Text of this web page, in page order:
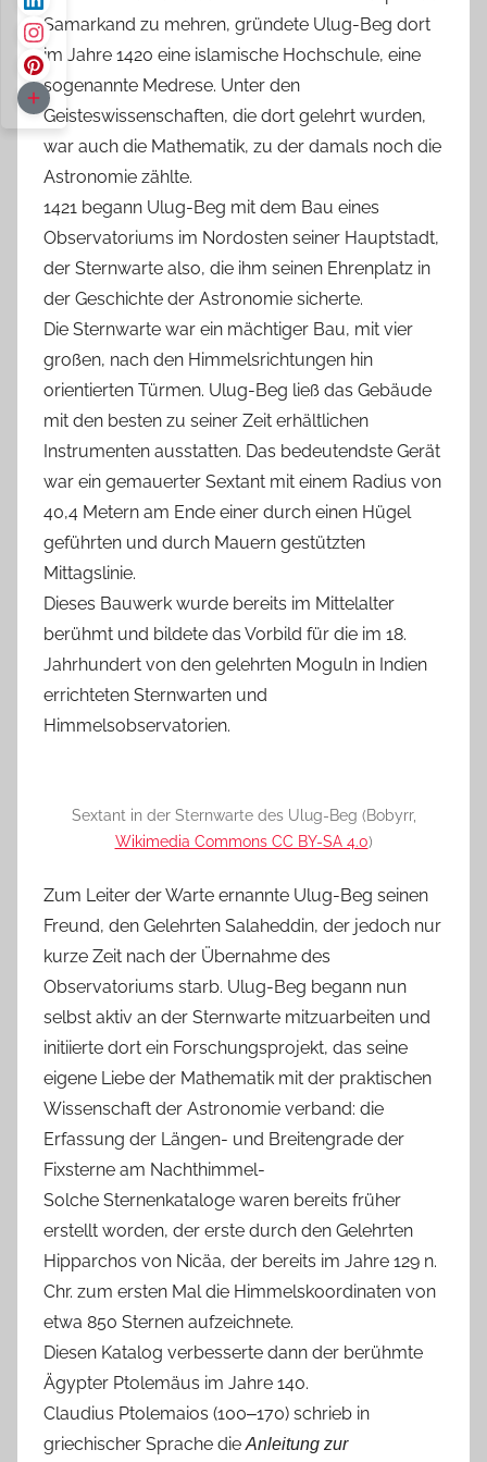
Samarkand zu mehren, gründete Ulug-Beg dort
im Jahre 1420 eine islamische Hochschule, eine
sogenannte Medrese. Unter den
Geisteswissenschaften, die dort gelehrt wurden,
war auch die Mathematik, zu der damals noch die
Astronomie zählte.
1421 begann Ulug-Beg mit dem Bau eines
Observatoriums im Nordosten seiner Hauptstadt,
der Sternwarte also, die ihm seinen Ehrenplatz in
der Geschichte der Astronomie sicherte.
Die Sternwarte war ein mächtiger Bau, mit vier
großen, nach den Himmelsrichtungen hin
orientierten Türmen. Ulug-Beg ließ das Gebäude
mit den besten zu seiner Zeit erhältlichen
Instrumenten ausstatten. Das bedeutendste Gerät
war ein gemauerter Sextant mit einem Radius von
40,4 Metern am Ende einer durch einen Hügel
geführten und durch Mauern gestützten
Mittagslinie.
Dieses Bauwerk wurde bereits im Mittelalter
berühmt und bildete das Vorbild für die im 18.
Jahrhundert von den gelehrten Moguln in Indien
errichteten Sternwarten und
Himmelsobservatorien.
Sextant in der Sternwarte des Ulug-Beg (Bobyrr,
Wikimedia Commons CC BY-SA 4.0)
Zum Leiter der Warte ernannte Ulug-Beg seinen
Freund, den Gelehrten Salaheddin, der jedoch nur
kurze Zeit nach der Übernahme des
Observatoriums starb. Ulug-Beg begann nun
selbst aktiv an der Sternwarte mitzuarbeiten und
initiierte dort ein Forschungsprojekt, das seine
eigene Liebe der Mathematik mit der praktischen
Wissenschaft der Astronomie verband: die
Erfassung der Längen- und Breitengrade der
Fixsterne am Nachthimmel-
Solche Sternenkataloge waren bereits früher
erstellt worden, der erste durch den Gelehrten
Hipparchos von Nicäa, der bereits im Jahre 129 n.
Chr. zum ersten Mal die Himmelskoordinaten von
etwa 850 Sternen aufzeichnete.
Diesen Katalog verbesserte dann der berühmte
Ägypter Ptolemäus im Jahre 140.
Claudius Ptolemaios (100‒170) schrieb in
griechischer Sprache die Anleitung zur